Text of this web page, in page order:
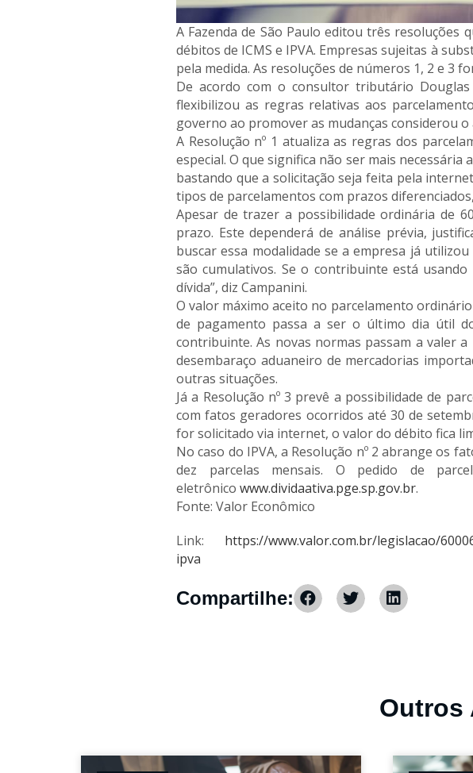
A Fazenda de São Paulo editou três resoluções
débitos de ICMS e IPVA. Empresas sujeitas à
pela medida. As resoluções de números 1, 2 e 3
De acordo com o consultor tributário
flexibilizou as regras relativas aos
governo ao promover as mudanças considerou
A Resolução nº 1 atualiza as regras dos
especial. O que significa não ser mais
bastando que a solicitação seja feita pela
tipos de parcelamentos com prazos
Apesar de trazer a possibilidade ordinária de
prazo. Este dependerá de análise prévia,
buscar essa modalidade se a empresa já
são cumulativos. Se o contribuinte está
dívida”, diz Campanini.
O valor máximo aceito no parcelamento
de pagamento passa a ser o último dia útil
contribuinte. As novas normas passam a valer
desembaraço aduaneiro de mercadorias
outras situações.
Já a Resolução nº 3 prevê a possibilidade de
com fatos geradores ocorridos até 30 de
for solicitado via internet, o valor do débito fica
No caso do IPVA, a Resolução nº 2 abrange os
dez parcelas mensais. O pedido de
eletrônico www.dividaativa.pge.sp.gov.br.
Fonte: Valor Econômico
Link: https://www.valor.com.br/legislacao/
ipva
Compartilhe:
Outros